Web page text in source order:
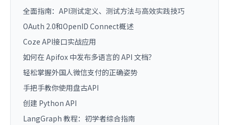
全面指南：API测试定义、测试方法与高效实践技巧
OAuth 2.0和OpenID Connect概述
Coze API接口实战应用
如何在 Apifox 中发布多语言的 API 文档？
轻松掌握外国人微信支付的正确姿势
手把手教你使用盘古API
创建 Python API
LangGraph 教程：初学者综合指南